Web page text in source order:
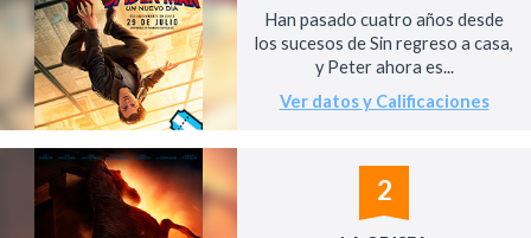
Han pasado cuatro años desde
los sucesos de Sin regreso a casa,
y Peter ahora es...
Ver datos y Calificaciones
2